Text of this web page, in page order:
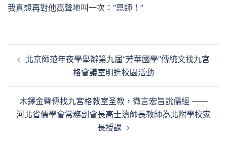
我真想再對他高聲地叫一次：“恩師！”
章
北京師范年夜學舉辦第九屆“芳華國學”傳統文找九宮
格會議室明進校園活動
木鐸金聲傳找九宮格教室圣教，微言宏旨說儒經 ——
河北省儒學會常務副會長高士濤師長教師為北附學校家
長授課